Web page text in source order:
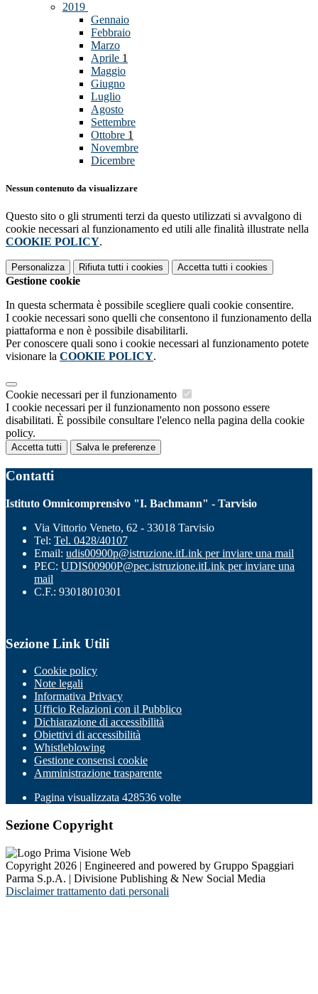
2019
Gennaio
Febbraio
Marzo
Aprile 1
Maggio
Giugno
Luglio
Agosto
Settembre
Ottobre 1
Novembre
Dicembre
Nessun contenuto da visualizzare
Questo sito o gli strumenti terzi da questo utilizzati si avvalgono di
cookie necessari al funzionamento ed utili alle finalità illustrate nella
COOKIE POLICY.
Personalizza Rifiuta tutti i cookies Accetta tutti i cookies
Gestione cookie
In questa schermata è possibile scegliere quali cookie consentire.
I cookie necessari sono quelli che consentono il funzionamento della
piattaforma e non è possibile disabilitarli.
Per conoscere quali sono i cookie necessari al funzionamento potete
visionare la COOKIE POLICY.
Cookie necessari per il funzionamento
I cookie necessari per il funzionamento non possono essere
disabilitati. È possibile consultare l'elenco nella pagina della cookie
policy.
Accetta tutti Salva le preferenze
Contatti
Istituto Omnicomprensivo "I. Bachmann" - Tarvisio
Via Vittorio Veneto, 62 - 33018 Tarvisio
Tel: Tel. 0428/40107
Email: udis00900p@istruzione.itLink per inviare una mail
PEC: UDIS00900P@pec.istruzione.itLink per inviare una
mail
C.F.: 93018010301
Sezione Link Utili
Cookie policy
Note legali
Informativa Privacy
Ufficio Relazioni con il Pubblico
Dichiarazione di accessibilità
Obiettivi di accessibilità
Whistleblowing
Gestione consensi cookie
Amministrazione trasparente
Pagina visualizzata 428536 volte
Sezione Copyright
Copyright 2026 | Engineered and powered by Gruppo Spaggiari
Parma S.p.A. | Divisione Publishing & New Social Media
Disclaimer trattamento dati personali